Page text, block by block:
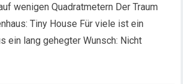
wenigen Quadratmetern Der Traum
Tiny House Für viele ist ein
ein lang gehegter Wunsch: Nicht